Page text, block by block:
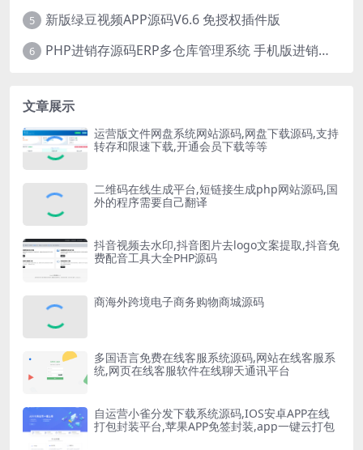
5 新版绿豆视频APP源码V6.6 免授权插件版
6 PHP进销存源码ERP多仓库管理系统 手机版进销存 php网络版进销存小程序
文章展示
运营版文件网盘系统网站源码,网盘下载源码,支持
转存和限速下载,开通会员下载等等
二维码在线生成平台,短链接生成php网站源码,国
外的程序需要自己翻译
抖音视频去水印,抖音图片去logo文案提取,抖音免
费配音工具大全PHP源码
商海外跨境电子商务购物商城源码
多国语言免费在线客服系统源码,网站在线客服系
统,网页在线客服软件在线聊天通讯平台
自运营小雀分发下载系统源码,IOS安卓APP在线
打包封装平台,苹果APP免签封装,app一键云打包